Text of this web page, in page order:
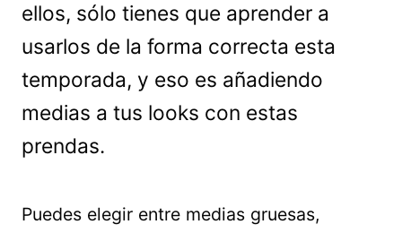
ellos, sólo tienes que aprender a
usarlos de la forma correcta esta
temporada, y eso es añadiendo
medias a tus looks con estas
prendas.
Puedes elegir entre medias gruesas,